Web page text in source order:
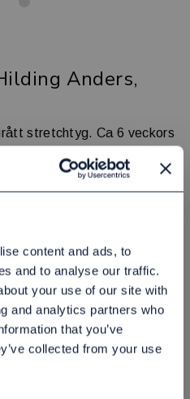
content and ads, to
and to analyse our traffic.
your use of our site with
and analytics partners who
that you’ve
collected from your use
Anders,
stretchtyg. Ca 6 veckors
3 430,00 kr
Lägg i varukorgen